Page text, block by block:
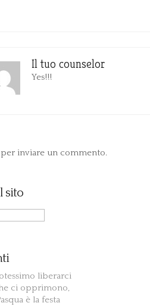
Il tuo counselor
Yes!!!
per inviare un commento.
sito
liberarci
ci opprimono,
è la festa